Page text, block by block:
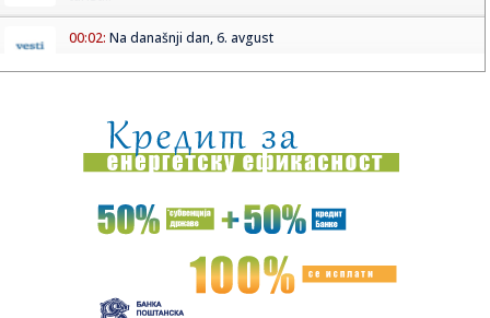
00:02: Na današnji dan, 6. avgust
23:47:KIKS PANATINAIKOSA UPRKOS OGROMNIM ULAGANJIMA:
Grčki velikan vod...
23:46:Tragedija kod Požarevca: Čovek stradao u požaru koji je
sam iz...
Lara Gut-Behrami završila karijeru